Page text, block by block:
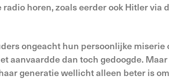
radio horen, zoals eerder ook Hitler via
ongeacht hun persoonlijke
aanvaardde dan toch gedoogde.
generatie wellicht alleen beter is